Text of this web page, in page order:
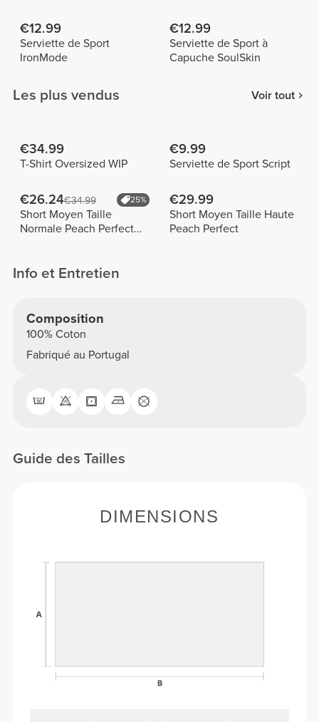
€12.99
Serviette de Sport
IronMode
€12.99
Serviette de Sport à
Capuche SoulSkin
Les plus vendus Voir tout
€34.99
T-Shirt Oversized WIP
€9.99
Serviette de Sport Script
€26.24€34.99 25%
Short Moyen Taille
Normale Peach Perfect
€29.99
Short Moyen Taille Haute
Peach Perfect
Info et Entretien
Composition
100% Coton
Fabriqué au Portugal
Guide des Tailles
DIMENSIONS